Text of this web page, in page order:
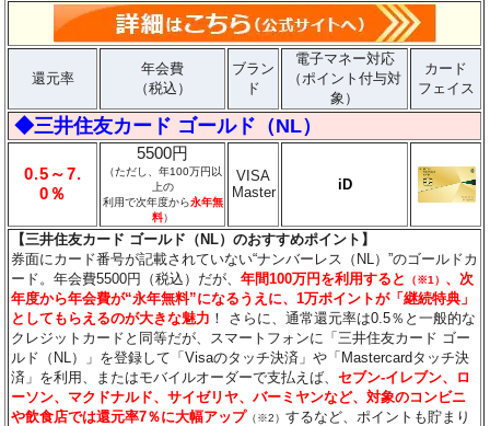
還元率
年会費
（税込）
ブラン
ド
電子マネー対応
（ポイント付与対
象）
カード
フェイス
◆三井住友カード ゴールド（NL）
0.5～7.
0％
5500円
（ただし、年100万円以
上の
利用で次年度から永年無
料）
VISA
Master
iD
【三井住友カード ゴールド（NL）のおすすめポイント】
券面にカード番号が記載されていない“ナンバーレス（NL）”のゴールドカ
ード。年会費5500円（税込）だが、年間100万円を利用すると （※1） 、次
年度から年会費が“永年無料”になるうえに、1万ポイントが「継続特典」
としてもらえるのが大きな魅力 ！ さらに、通常還元率は0.5％と一般的な
クレジットカードと同等だが、スマートフォンに「三井住友カード ゴー
ルド（NL）」を登録して「Visaのタッチ決済」や「Mastercardタッチ決
済」を利用、またはモバイルオーダーで支払えば、セブン‐イレブン、ロ
ーソン、マクドナルド、サイゼリヤ、バーミヤンなど、対象のコンビニ
や飲食店では還元率7％に大幅アップ （※2）するなど、ポイントも貯まり